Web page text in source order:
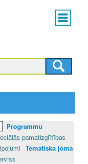
Main
menu
Programmu
pamatizglītības
Tematiskā joma